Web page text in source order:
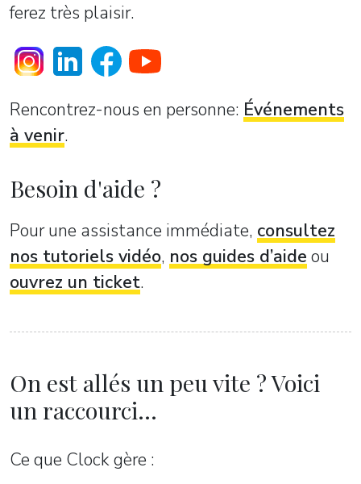
ferez très plaisir.
Rencontrez-nous en personne: Événements
à venir.
Besoin d'aide ?
Pour une assistance immédiate, consultez
nos tutoriels vidéo, nos guides d’aide ou
ouvrez un ticket.
On est allés un peu vite ? Voici
un raccourci...
Ce que Clock gère :